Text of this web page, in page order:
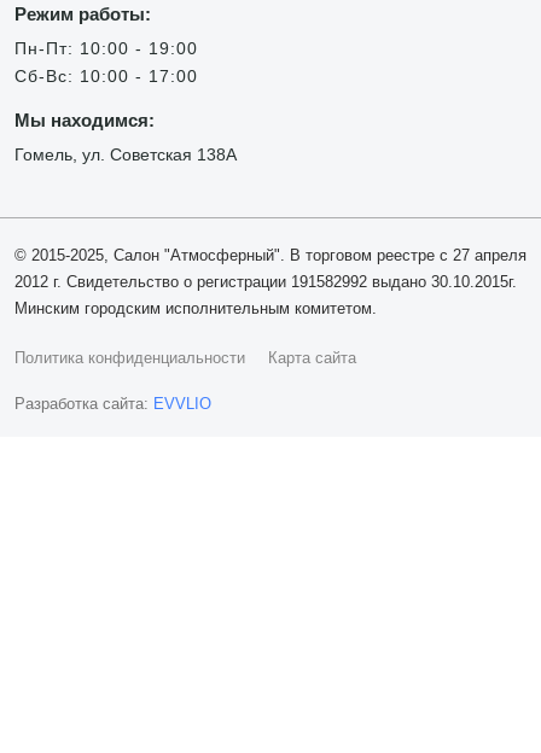
Режим работы:
Пн-Пт: 10:00 - 19:00
Сб-Вс: 10:00 - 17:00
Мы находимся:
Гомель, ул. Советская 138А
© 2015-2025, Салон "Атмосферный". В торговом реестре с 27 апреля
2012 г. Свидетельство о регистрации 191582992 выдано 30.10.2015г.
Минским городским исполнительным комитетом.
Политика конфиденциальности Карта сайта
Разработка сайта: EVVLIO